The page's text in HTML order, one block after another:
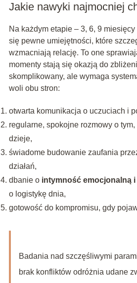
Jakie nawyki najmocniej
Na każdym etapie – 3, 6, 9
się pewne umiejętności, które
wzmacniają relację. To one
momenty stają się okazją do
skomplikowany, ale wymaga
woli obu stron:
otwarta komunikacja o uczuciach i
regularne, spokojne rozmowy o
dzieje,
świadome budowanie zaufania
działań,
dbanie o intymność emocjonalną
o logistykę dnia,
gotowość do kompromisu, gdy
Badania nad szczęśliwymi
brak konfliktów odróżnia udane